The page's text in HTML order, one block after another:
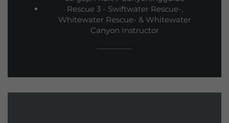
Rescue 3 - Swiftwater Rescue-,
Whitewater Rescue- & Whitewater
Canyon Instructor